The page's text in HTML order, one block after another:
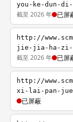
you-ke-dun-
截至 2026 年 已屏
http://
jie-jia-ha-zi-
截至 2026 年 已屏
http://
xi-lai-pan-
已屏蔽